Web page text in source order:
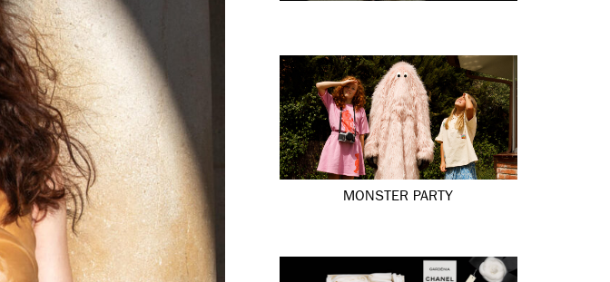
MONSTER PARTY